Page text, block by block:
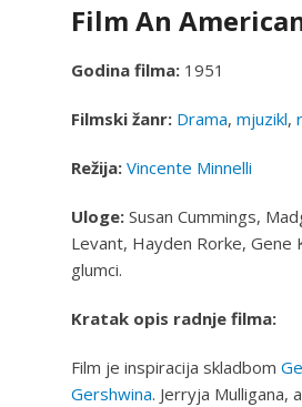
Film An
Godina filma: 1951
Filmski žanr: Drama, mjuzikl,
Režija: Vincente Minnelli
Uloge: Susan Cummings,
Levant, Hayden Rorke, Gene
glumci.
Kratak opis radnje filma:
Film je inspiracija skladbom
Gershwina. Jerryja Mulligana,